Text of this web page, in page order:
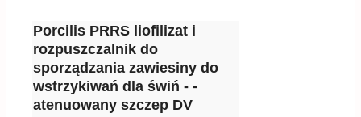
Porcilis PRRS liofilizat i
rozpuszczalnik do
sporządzania zawiesiny do
wstrzykiwań dla świń - -
atenuowany szczep DV